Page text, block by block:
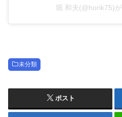
堀 和夫(@horik75)
未分類
ポスト